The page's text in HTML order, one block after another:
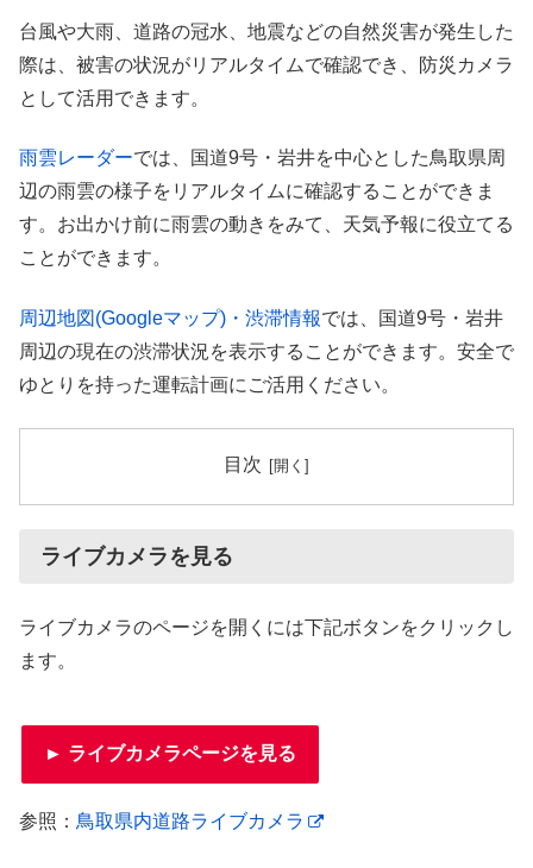
台風や大雨、道路の冠水、地震などの自然災害が発生した
際は、被害の状況がリアルタイムで確認でき、防災カメラ
として活用できます。
雨雲レーダーでは、国道9号・岩井を中心とした鳥取県周
辺の雨雲の様子をリアルタイムに確認することができま
す。お出かけ前に雨雲の動きをみて、天気予報に役立てる
ことができます。
周辺地図(Googleマップ)・渋滞情報では、国道9号・岩井
周辺の現在の渋滞状況を表示することができます。安全で
ゆとりを持った運転計画にご活用ください。
目次
ライブカメラを見る
ライブカメラのページを開くには下記ボタンをクリックし
ます。
► ライブカメラページを見る
参照： 鳥取県内道路ライブカメラ